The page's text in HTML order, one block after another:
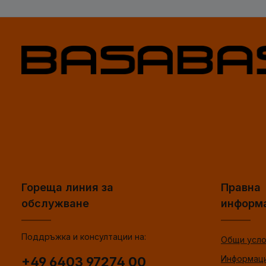
Гореща линия за
обслужване
Поддръжка и консултации на:
+49 6403 97274 00
Правна
Общи